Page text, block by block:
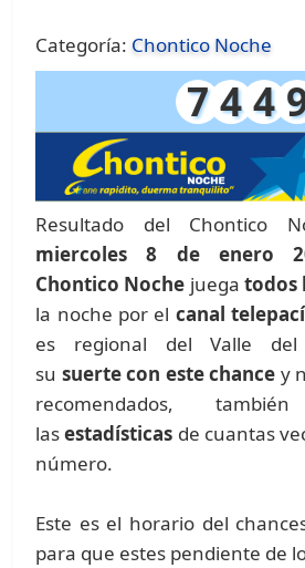
Categoría: Chontico Noche
7 4 4
Resultado del Chontico
miercoles 8 de enero
Chontico Noche juegatodos
la noche por el canal
es regional del Valle del
su suerte con este chance y
recomendados,
lasestadísticas de cuantas
número.
Este es el horario del
para que estes pendiente de